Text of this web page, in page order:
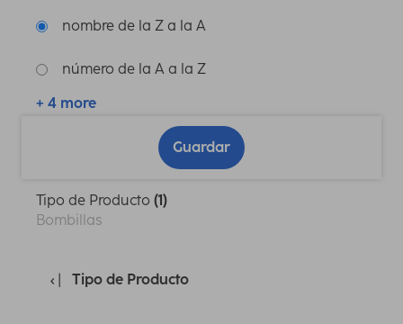
nombre de la Z a la A
número de la A a la Z
+ 4 more
Guardar
Tipo de Producto (1)
Bombillas
Tipo de Producto